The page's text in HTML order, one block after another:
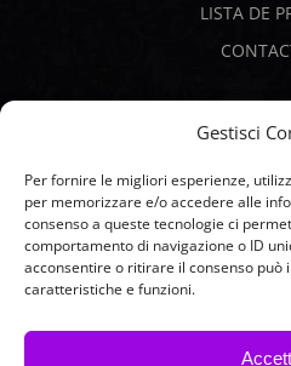
Gestisci
Per fornire le migliori esperienze,
per memorizzare e/o accedere alle
consenso a queste tecnologie ci
comportamento di navigazione o ID
acconsentire o ritirare il consenso può
caratteristiche e funzioni.
LISTA DE